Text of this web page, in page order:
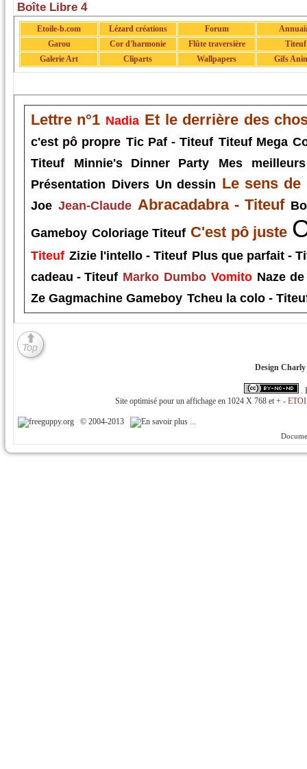
Boîte Libre 4
Etoile-b.com Lézard créations Forum
Garou
Cor d'harmonie Flûte traversière
Titeuf
Galerie Art
Cliparts Wallpapers Gifs
Lettre n°1 Nadia Et le derrière des
c'est pô propre Tic Paf - Titeuf Titeuf Mega
Titeuf
Minnie's Dinner Party
Mes
Présentation Divers Un dessin Le sens de
Joe Jean-Claude Abracadabra - Titeuf
Gameboy Coloriage Titeuf C'est pô juste
Titeuf Zizie l'intello - Titeuf Plus que parfait -
cadeau - Titeuf Marko Dumbo Vomito Naze
Ze Gagmachine Gameboy Tcheu la colo -
Design
Site optimisé pour un affichage en 1024 X 768 et + -
© 2004-2013